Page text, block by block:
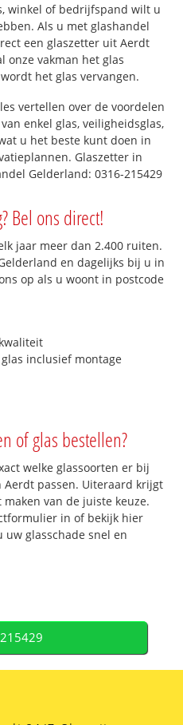
winkel of bedrijfspand wilt u
Als u met glashandel
een glaszetter uit Aerdt
onze vakman het glas
het glas vervangen.
vertellen over de voordelen
enkel glas, veiligheidsglas,
u het beste kunt doen in
Glaszetter in
Gelderland: 0316-215429
Bel ons direct!
jaar meer dan 2.400 ruiten.
en dagelijks bij u in
op als u woont in postcode
inclusief montage
of glas bestellen?
welke glassoorten er bij
passen. Uiteraard krijgt
van de juiste keuze.
in of bekijk hier
uw glasschade snel en